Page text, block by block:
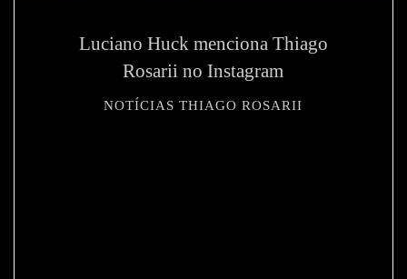
Luciano Huck menciona Thiago
Rosarii no Instagram
NOTÍCIAS THIAGO ROSARII